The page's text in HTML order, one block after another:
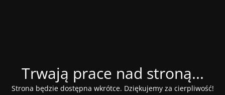
Trwają prace nad stroną...
Strona będzie dostępna wkrótce. Dziękujemy za cierpliwość!